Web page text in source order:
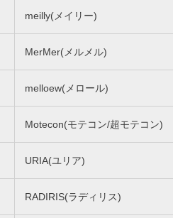
meilly(メイリー)
MerMer(メルメル)
melloew(メロール)
Motecon(モテコン/超モテコン)
URIA(ユリア)
RADIRIS(ラディリス)